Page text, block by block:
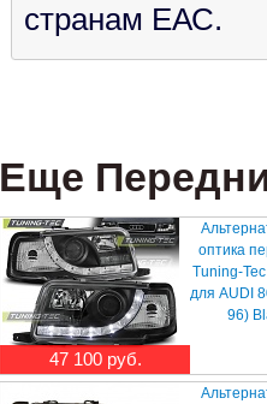
странам ЕАС.
Еще
47 100 руб.
оптика
Tuning-
для AUDI
96)